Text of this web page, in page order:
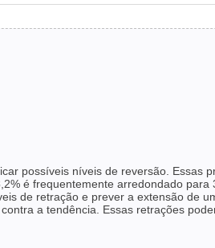
possíveis níveis de reversão. Essas
é frequentemente arredondado
de retração e prever a extensão de
a tendência. Essas retrações